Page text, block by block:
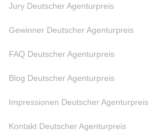
Jury Deutscher Agenturpreis
Gewinner Deutscher Agenturpreis
FAQ Deutscher Agenturpreis
Blog Deutscher Agenturpreis
Impressionen Deutscher Agenturpreis
Kontakt Deutscher Agenturpreis